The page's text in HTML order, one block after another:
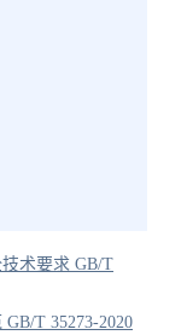
术要求 GB/T
T 35273-2020